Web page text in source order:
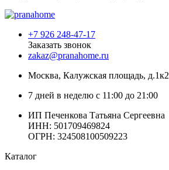
+7 926 248-47-17
Заказать звонок
zakaz@pranahome.ru
Москва, Калужская площадь, д.1к2
7 дней в неделю с 11:00 до 21:00
ИП Печенкова Татьяна Сергеевна
ИНН: 501709469824
ОГРН: 324508100509223
Каталог